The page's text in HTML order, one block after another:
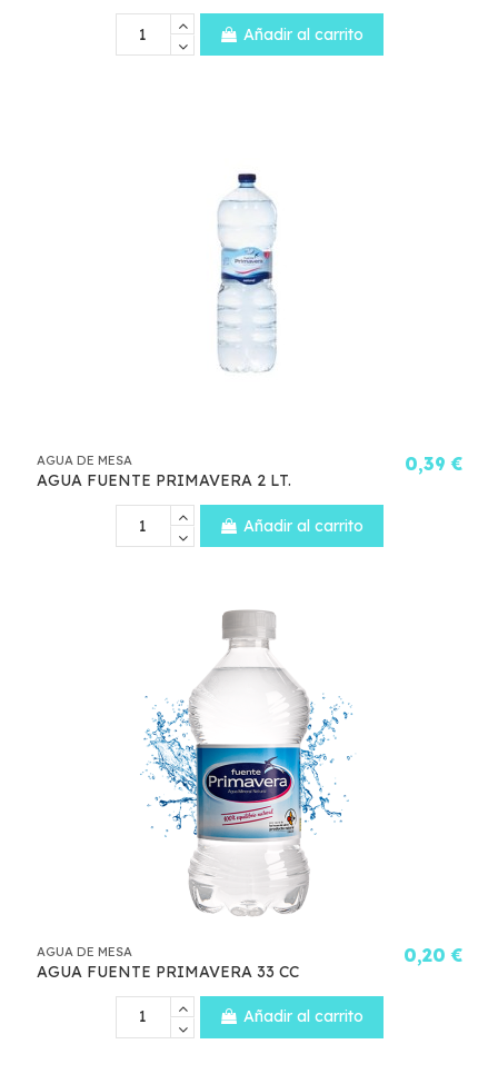
Añadir al carrito
AGUA DE MESA
AGUA FUENTE PRIMAVERA 2 LT.
0,39 €
Añadir al carrito
AGUA DE MESA
AGUA FUENTE PRIMAVERA 33 CC
0,20 €
Añadir al carrito